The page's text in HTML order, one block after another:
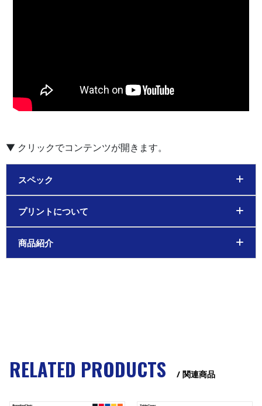
スペック
プリントについて
商品紹介
RELATED PRODUCTS / 関連商品